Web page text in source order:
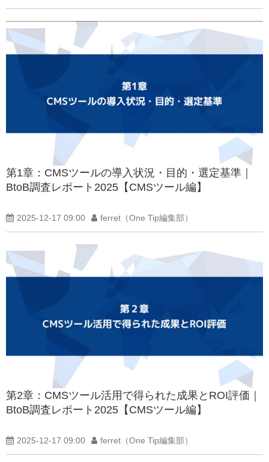
第1章：CMSツールの導入状況・目的・選定基準｜
BtoB調査レポート2025【CMSツール編】
2025-12-17 09:00 ferret（One Tip編集部）
第2章：CMSツール活用で得られた成果とROI評価｜
BtoB調査レポート2025【CMSツール編】
2025-12-17 09:00 ferret（One Tip編集部）